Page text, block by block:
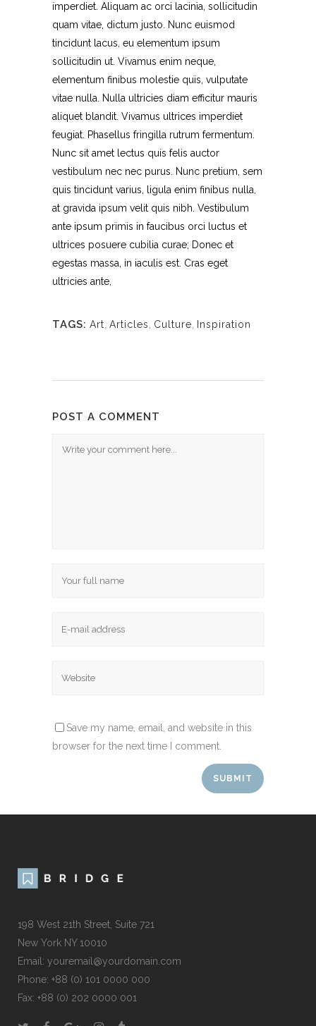
imperdiet. Aliquam ac orci lacinia, sollicitudin
quam vitae, dictum justo. Nunc euismod
tincidunt lacus, eu elementum ipsum
sollicitudin ut. Vivamus enim neque,
elementum finibus molestie quis, vulputate
vitae nulla. Nulla ultricies diam efficitur mauris
aliquet blandit. Vivamus ultrices imperdiet
feugiat. Phasellus fringilla rutrum fermentum.
Nunc sit amet lectus quis felis auctor
vestibulum nec nec purus. Nunc pretium, sem
quis tincidunt varius, ligula enim finibus nulla,
at gravida ipsum velit quis nibh. Vestibulum
ante ipsum primis in faucibus orci luctus et
ultrices posuere cubilia curae; Donec et
egestas massa, in iaculis est. Cras eget
ultricies ante,
TAGS: Art Articles Culture Inspiration
POST A COMMENT
Save my name, email, and website in this
browser for the next time I comment.
198 West 21th Street, Suite 721
New York NY 10010
Email: youremail@yourdomain.com
Phone: +88 (0) 101 0000 000
Fax: +88 (0) 202 0000 001